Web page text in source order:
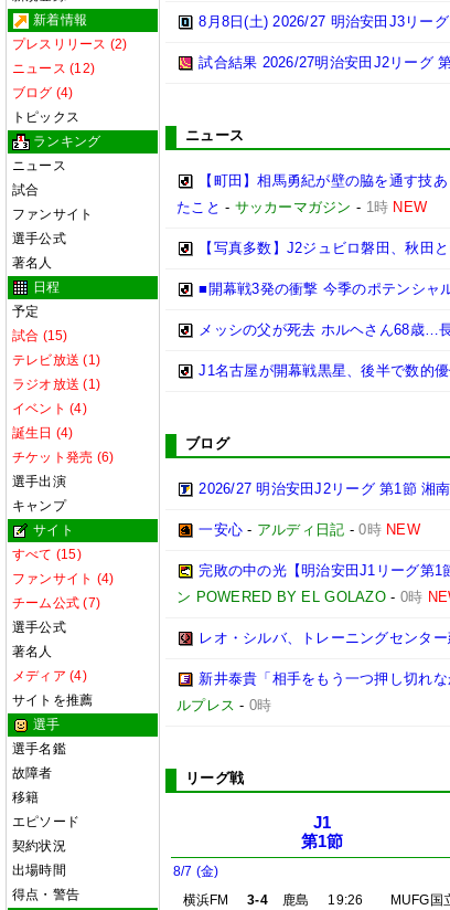
新着情報
プレスリリース (2)
ニュース (12)
ブログ (4)
トピックス
ランキング
ニュース
試合
ファンサイト
選手公式
著名人
日程
予定
試合 (15)
テレビ放送 (1)
ラジオ放送 (1)
イベント (4)
誕生日 (4)
チケット発売 (6)
選手出演
キャンプ
サイト
すべて (15)
ファンサイト (4)
チーム公式 (7)
選手公式
著名人
メディア (4)
サイトを推薦
選手
選手名鑑
故障者
移籍
エピソード
契約状況
出場時間
得点・警告
8月8日(土) 2026/27 明治安田J3リー
試合結果 2026/27明治安田J2リーグ
ニュース
【町田】相馬勇紀が壁の脇を通す技
たこと - サッカーマガジン - 1時 NEW
【写真多数】J2ジュビロ磐田、秋田
■開幕戦3発の衝撃 今季のポテンシャ
メッシの父が死去 ホルヘさん68歳…
J1名古屋が開幕戦黒星、後半で数的
ブログ
2026/27 明治安田J2リーグ 第1節 湘
一安心 - アルディ日記 -0時 NEW
完敗の中の光【明治安田J1リーグ第
ン POWERED BY EL GOLAZO- 0時
レオ・シルバ、トレーニングセンタ
新井泰貴「相手をもう一つ押し切れ
ルプレス - 0時
リーグ戦
J1
第1節
8/7 (金)
横浜FM
3-4 鹿島 19:26
MUFG国